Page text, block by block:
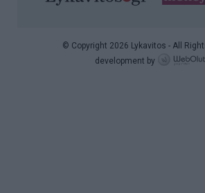
© Copyright 2026 Lykavitos - All
development by